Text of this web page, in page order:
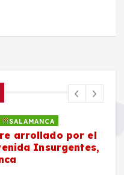
SALAMANCA
arrollado por el
Insurgentes,